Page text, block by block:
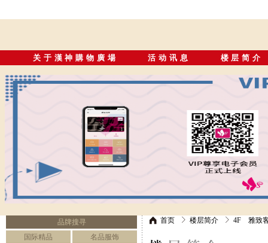
关于漢神購物廣場 活动讯息 楼层简介
品牌搜寻
国际精品
名品服饰
首页 楼层简介 4F 雅致